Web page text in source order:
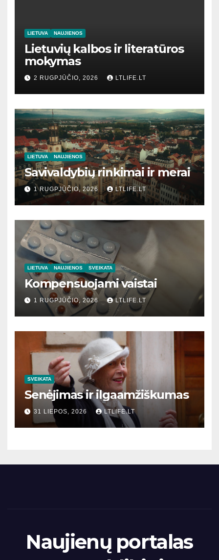
LIETUVA NAUJIENOS
Lietuvių kalbos ir literatūros
mokymas
2 RUGPJŪČIO, 2026 LTLIFE.LT
LIETUVA NAUJIENOS
Savivaldybių rinkimai ir merai
1 RUGPJŪČIO, 2026 LTLIFE.LT
LIETUVA NAUJIENOS SVEIKATA
Kompensuojami vaistai
1 RUGPJŪČIO, 2026 LTLIFE.LT
SVEIKATA
Senėjimas ir ilgaamžiškumas
31 LIEPOS, 2026 LTLIFE.LT
Naujienų portalas